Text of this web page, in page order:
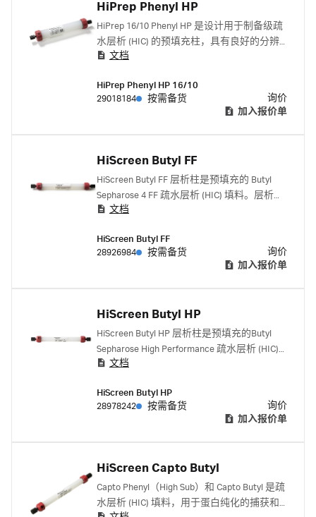
HiPrep Phenyl HP
HiPrep 16/10 Phenyl HP 是设计用于制备级疏
水层析 (HIC) 的预填充柱，具有良好的分辨
率。文档
HiPrep Phenyl HP 16/10
29018184
按需备货
询价
加入报价单
HiScreen Butyl FF
HiScreen Butyl FF 层析柱是预填充的 Butyl
Sepharose 4 FF 疏水层析 (HIC) 填料。层析柱
是用于方法优化和参数筛选的极佳选择。
文档
HiScreen Butyl FF
28926984
按需备货
询价
加入报价单
HiScreen Butyl HP
HiScreen Butyl HP 层析柱是预填充的Butyl
Sepharose High Performance 疏水层析 (HIC)
填料。层析柱是用于方法优化和参数筛选的
文档
HiScreen Butyl HP
28978242
按需备货
询价
加入报价单
HiScreen Capto Butyl
Capto Phenyl（High Sub）和 Capto Butyl 是疏
水层析 (HIC) 填料，用于蛋白纯化的捕获和